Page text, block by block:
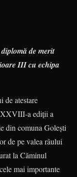
de merit
III cu echipa
de atestare
a ediţii a
din comuna Goleşti
de pe valea râului
la Căminul
mai importante